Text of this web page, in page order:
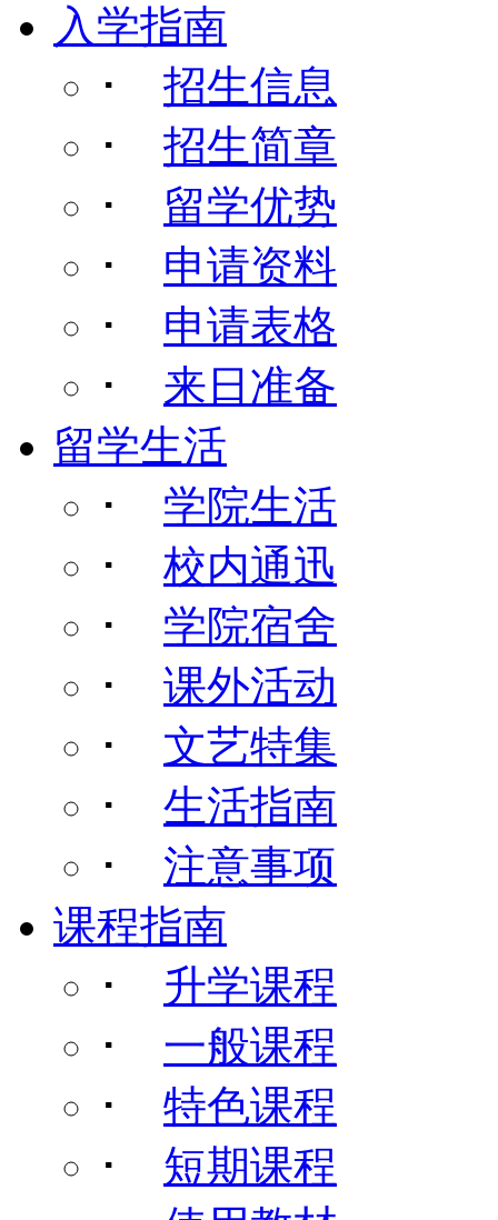
入学指南
･ 招生信息
･ 招生简章
･ 留学优势
･ 申请资料
･ 申请表格
･ 来日准备
留学生活
･ 学院生活
･ 校内通迅
･ 学院宿舍
･ 课外活动
･ 文艺特集
･ 生活指南
･ 注意事项
课程指南
･ 升学课程
･ 一般课程
･ 特色课程
･ 短期课程